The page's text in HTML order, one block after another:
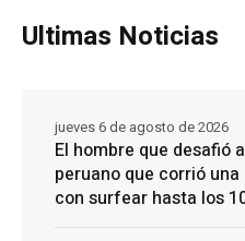
Ultimas Noticias
El hombre que desafió
peruano que corrió
con surfear hasta los
jueves 6 de agosto de 2026